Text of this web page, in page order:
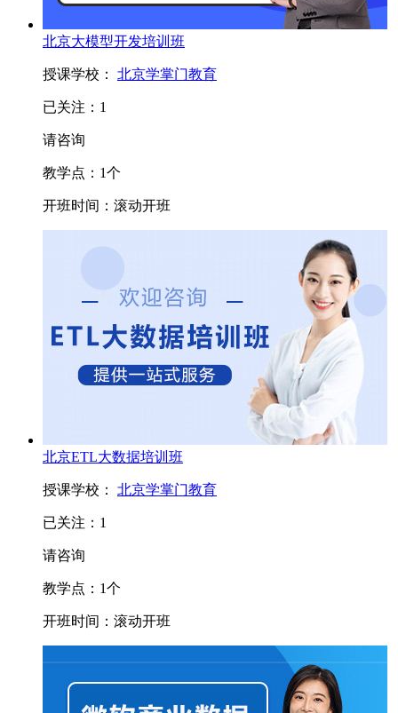
北京大模型开发培训班
授课学校： 北京学掌门教育
已关注： 1
请咨询
教学点： 1个
开班时间： 滚动开班
北京ETL大数据培训班
授课学校： 北京学掌门教育
已关注： 1
请咨询
教学点： 1个
开班时间： 滚动开班